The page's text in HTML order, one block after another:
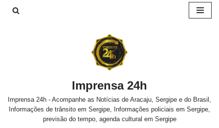
Imprensa 24h
Imprensa 24h - Acompanhe as Notícias de Aracaju, Sergipe e do Brasil,
Informações de trânsito em Sergipe, Informações policiais em Sergipe,
previsão do tempo, agenda cultural em Sergipe